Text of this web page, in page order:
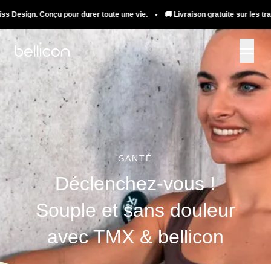
pour durer toute une vie. • 🚚 Livraison gratuite sur les
SANTÉ
Déclenchez-vous !
Souple et sans douleur
avec TMX & bellicon